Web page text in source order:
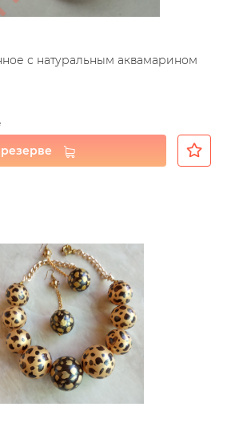
с натуральным аквамарином